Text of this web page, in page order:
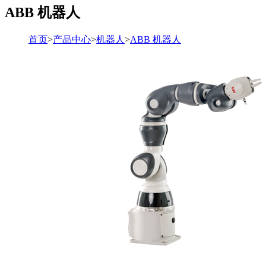
ABB 机器人
首页>产品中心>机器人 >ABB 机器人